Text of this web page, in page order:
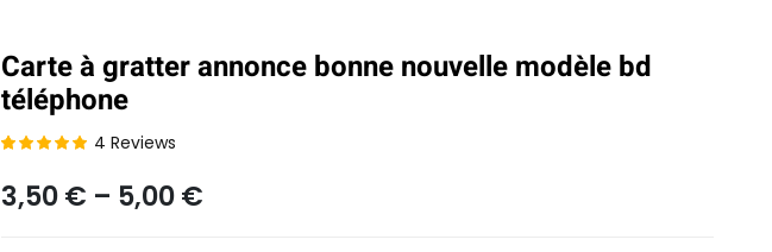
Carte à gratter annonce bonne nouvelle modèle bd
téléphone
sur 5 basé
sur
4 Reviews
3,50€ – 5,00€